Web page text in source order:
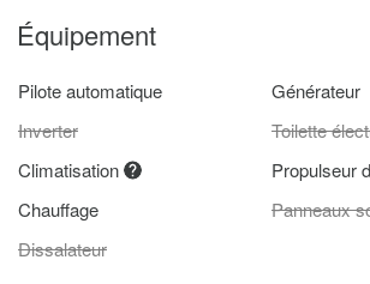
Équipement
Pilote automatique
Générateur
Inverter
Toilette
Climatisation
Propulseur
Chauffage
Panneaux
Dissalateur